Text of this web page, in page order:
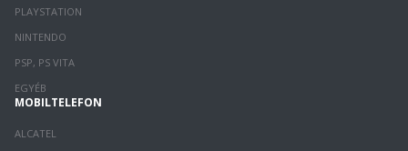
PLAYSTATION
NINTENDO
PSP, PS VITA
EGYÉB
MOBILTELEFON
ALCATEL